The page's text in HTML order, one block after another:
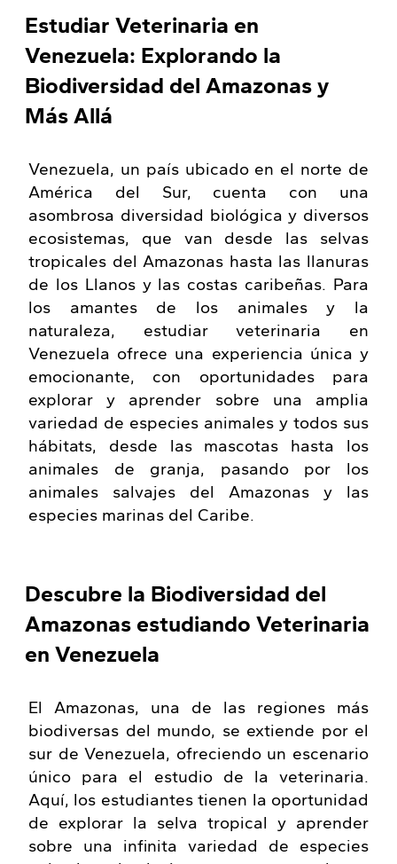
Estudiar Veterinaria en
Venezuela: Explorando la
Biodiversidad del Amazonas y
Más Allá
Venezuela, un país ubicado en el norte de
América del Sur, cuenta con una
asombrosa diversidad biológica y diversos
ecosistemas, que van desde las selvas
tropicales del Amazonas hasta las llanuras
de los Llanos y las costas caribeñas. Para
los amantes de los animales y la
naturaleza, estudiar veterinaria en
Venezuela ofrece una experiencia única y
emocionante, con oportunidades para
explorar y aprender sobre una amplia
variedad de especies animales y todos sus
hábitats, desde las mascotas hasta los
animales de granja, pasando por los
animales salvajes del Amazonas y las
especies marinas del Caribe.
Descubre la Biodiversidad del
Amazonas estudiando Veterinaria
en Venezuela
El Amazonas, una de las regiones más
biodiversas del mundo, se extiende por el
sur de Venezuela, ofreciendo un escenario
único para el estudio de la veterinaria.
Aquí, los estudiantes tienen la oportunidad
de explorar la selva tropical y aprender
sobre una infinita variedad de especies